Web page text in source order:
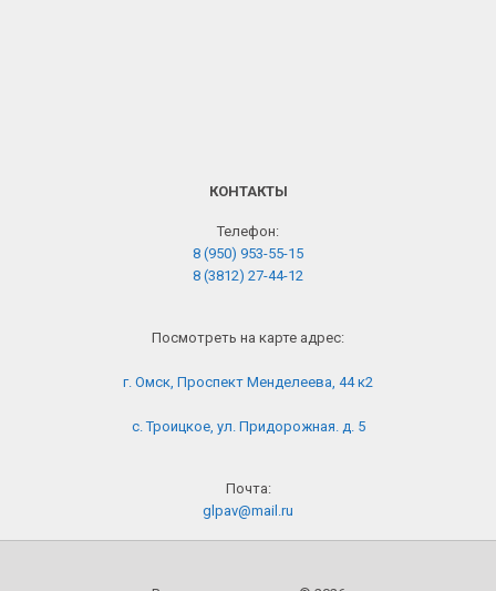
КОНТАКТЫ
Телефон:
8 (950) 953-55-15
8 (3812) 27-44-12
Посмотреть на карте адрес:
г. Омск, Проспект Менделеева, 44 к2
с. Троицкое, ул. Придорожная. д. 5
Почта:
glpav@mail.ru